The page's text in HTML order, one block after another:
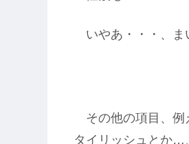
いやあ・・・、ま
その他の項目、例
タイリッシュとか…